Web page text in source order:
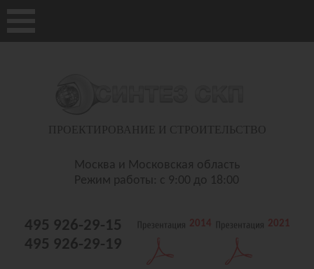
ПРОЕКТИРОВАНИЕ И СТРОИТЕЛЬСТВО
Москва и Московская область
Режим работы: с 9:00 до 18:00
495 926-29-15
495 926-29-19
2014 2021